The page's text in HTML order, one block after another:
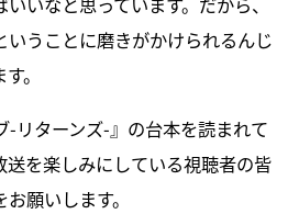
いうことに磨きがかけられるんじ
。
ターンズ-』の台本を読まれて
を楽しみにしている視聴者の皆
願いします。